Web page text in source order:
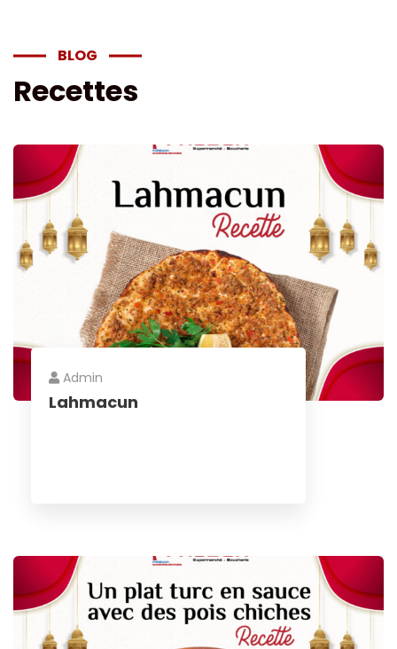
BLOG
Recettes
Admin
Lahmacun